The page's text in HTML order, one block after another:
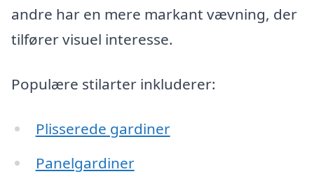
andre har en mere markant vævning, der
tilfører visuel interesse.
Populære stilarter inkluderer:
Plisserede gardiner
Panelgardiner